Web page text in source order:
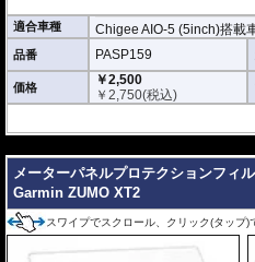
陽
を
ち
取
ニングクロス、細かい埃も除去する粘
優れもの。満足のいく取付が容易になり
シリコーン系粘着材を採用し、画面を痛
がせば、元通りの状態になります。
適合車種 Chigee AIO-5 (5inch)搭載
品番 PASP159
価格
￥2,500
￥2,750(税込)
メーターパネルプロテクションフィ
Garmin ZUMO XT2
スワイプでスクロール、クリック(タップ)